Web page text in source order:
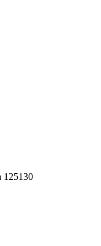
125130